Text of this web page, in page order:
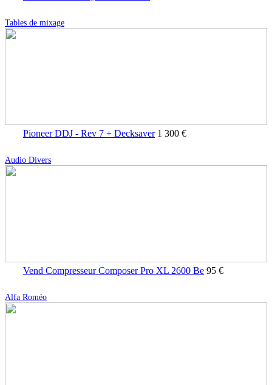
Tables de mixage
Pioneer DDJ - Rev 7 + Decksaver 1 300 €
Audio Divers
Vend Compresseur Composer Pro XL 2600 Be 95 €
Alfa Roméo